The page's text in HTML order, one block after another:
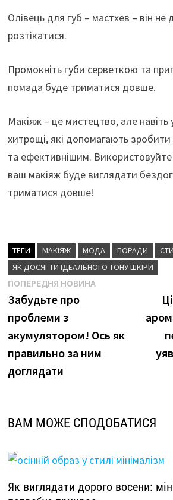
Олівець для губ – мастхев – він не
розтікатися.
Промокніть губи серветкою та
помада буде триматися довше.
Макіяж – це мистецтво, але навіть
хитрощі, які допомагають
та ефективнішим. Використовуйте
ваш макіяж буде виглядати
триматися довше!
ТЕГИ МАКІЯЖ МОДА ПОРАДИ
ЯК ДОСЯГТИ ІДЕАЛЬНОГО ТОНУ ШКІРИ
Навігація
записів
ПОПЕРЕДНЯ НОВИНАПопередня
Забудьте про
проблеми з
акумулятором! Ось як
правильно за ним
доглядати
ВАМ МОЖЕ СПОДОБАТИСЯ
Як виглядати дорого восени: